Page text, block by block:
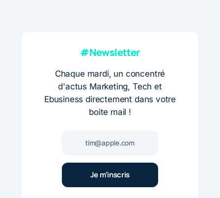
#Newsletter
Chaque mardi, un concentré
d'actus Marketing, Tech et
Ebusiness directement dans votre
boite mail !